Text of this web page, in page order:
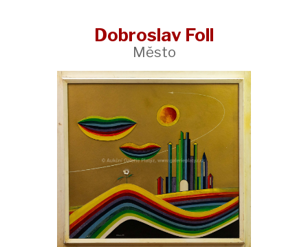
Dobroslav Foll
Město